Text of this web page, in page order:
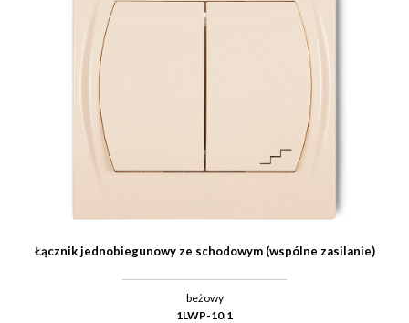
Łącznik jednobiegunowy ze schodowym (wspólne zasilanie)
beżowy
1LWP-10.1